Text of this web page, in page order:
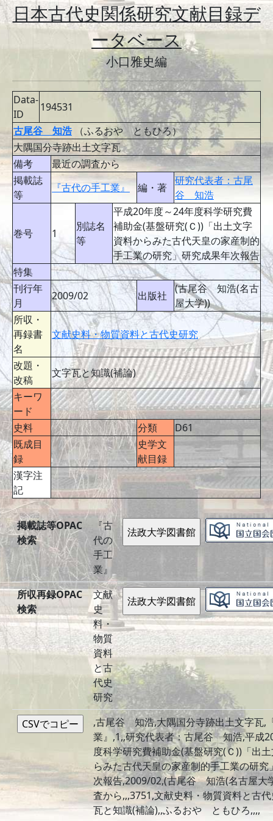
日本古代史関係研究文献目録デ
ータベース
小口雅史編
Data-
ID
194531
古尾谷 知浩（ふるおや ともひろ）
大隅国分寺跡出土文字瓦
備考
最近の調査から
掲載誌
等
『古代の手工業』 編・著
研究代表者：古尾
谷 知浩
巻号 1
別誌名
等
平成20年度～24年度科学研究費
補助金(基盤研究(Ｃ))「出土文字
資料からみた古代天皇の家産制的
手工業の研究」研究成果年次報告
特集
刊行年
月
2009/02 出版社
(古尾谷 知浩(名古
屋大学))
所収・
再録書
名
文献史料・物質資料と古代史研究
改題・
改稿
文字瓦と知識(補論)
キーワ
ード
史料
分類
D61
既成目
録
史学文
献目録
漢字注
記
掲載誌等OPAC
検索
『古
代の
手工
業』
所収再録OPAC
検索
文献
史
料・
物質
資料
と古
代史
研究
,古尾谷 知浩,大隅国分寺跡出土文字瓦,
業』,1,,研究代表者：古尾谷 知浩,平成
度科学研究費補助金(基盤研究(Ｃ))「出
らみた古代天皇の家産制的手工業の研究
次報告,2009/02,(古尾谷 知浩(名古屋大
査から,,,3751,文献史料・物質資料と古
瓦と知識(補論),,ふるおや ともひろ,,,,